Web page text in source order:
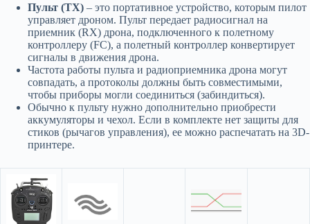
Пульт (TX) – это портативное устройство, которым пилот
управляет дроном. Пульт передает радиосигнал на
приемник (RX) дрона, подключенного к полетному
контроллеру (FC), а полетный контроллер конвертирует
сигналы в движения дрона.
Частота работы пульта и радиоприемника дрона могут
совпадать, а протоколы должны быть совместимыми,
чтобы приборы могли соединиться (забиндиться).
Обычно к пульту нужно дополнительно приобрести
аккумуляторы и чехол. Если в комплекте нет защиты для
стиков (рычагов управления), ее можно распечатать на 3D-
принтере.